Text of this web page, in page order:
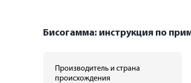
Бисогамма: инструкция по
Производитель и страна
происхождения